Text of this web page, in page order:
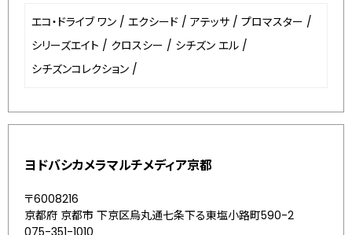
エコ・ドライブ ワン / エクシード / アテッサ / プロマスター /
シリーズエイト / クロスシー / シチズン エル /
シチズンコレクション /
ヨドバシカメラマルチメディア京都
〒6008216
京都府 京都市 下京区烏丸通七条下る東塩小路町590-2
075-351-1010